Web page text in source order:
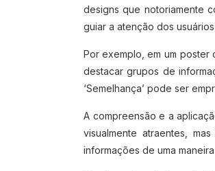
designs que notoriamente
guiar a atenção dos
Por exemplo, em um
destacar grupos de
‘Semelhança’ pode ser
A compreensão e a
visualmente atraentes,
informações de uma